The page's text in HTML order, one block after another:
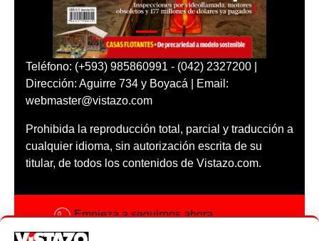
Teléfono: (+593) 985860991 - (042) 2327200 |
Dirección: Aguirre 734 y Boyacá | Email:
webmaster@vistazo.com
Prohibida la reproducción total, parcial y traducción a
cualquier idioma, sin autorización escrita de su
titular, de todos los contenidos de Vistazo.com.
Empieza a seguirnos ahora